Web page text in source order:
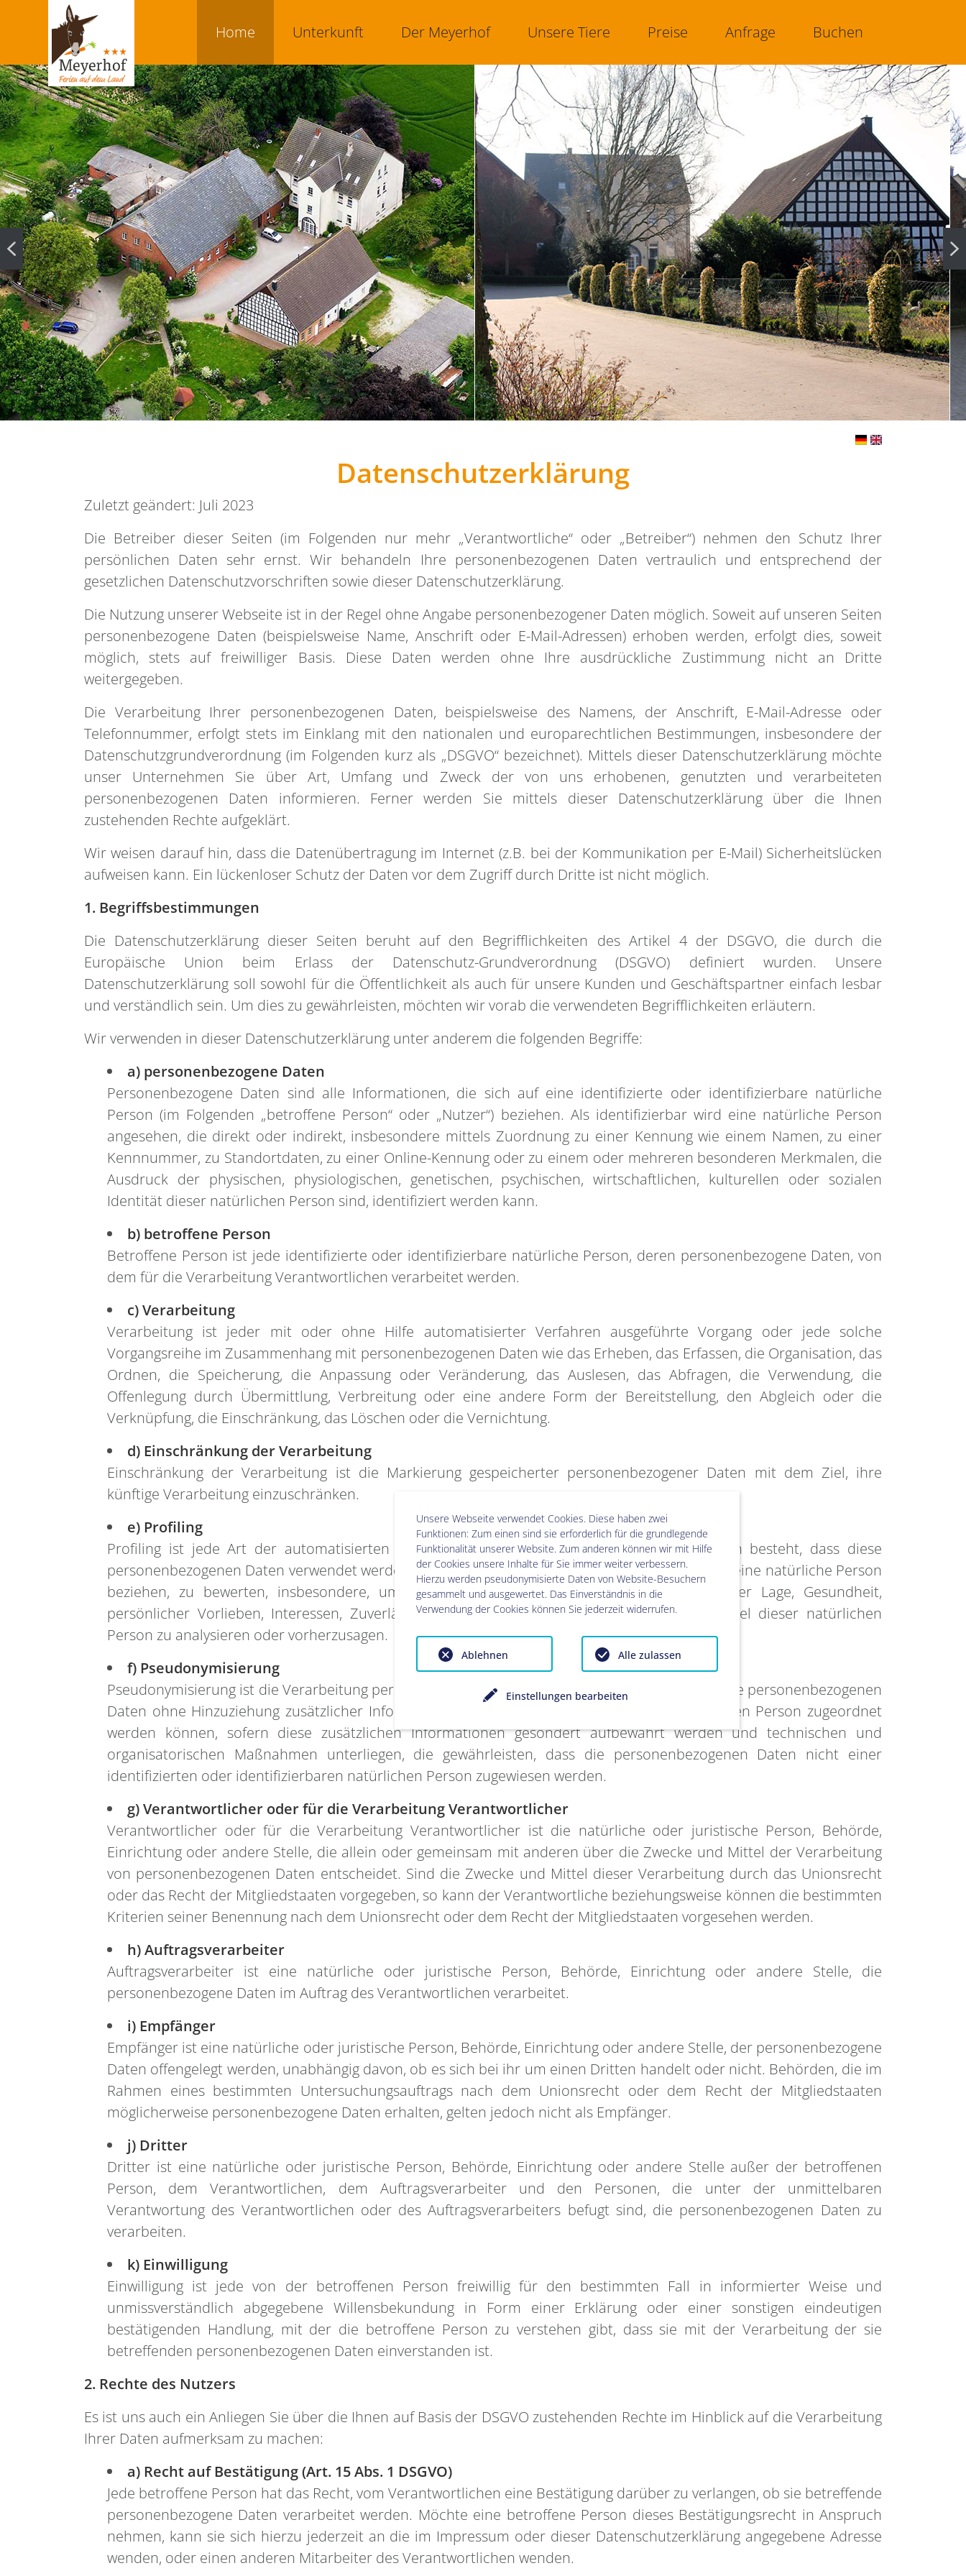
Home Unterkunft Der Meyerhof Unsere Tiere Preise Anfrage Buchen
Datenschutzerklärung
Zuletzt geändert: Juli 2023
Die Betreiber dieser Seiten (im Folgenden nur mehr „Verantwortliche“ oder „Betreiber“) nehmen den Schutz Ihrer
persönlichen Daten sehr ernst. Wir behandeln Ihre personenbezogenen Daten vertraulich und entsprechend der
gesetzlichen Datenschutzvorschriften sowie dieser Datenschutzerklärung.
Die Nutzung unserer Webseite ist in der Regel ohne Angabe personenbezogener Daten möglich. Soweit auf unseren Seiten
personenbezogene Daten (beispielsweise Name, Anschrift oder E-Mail-Adressen) erhoben werden, erfolgt dies, soweit
möglich, stets auf freiwilliger Basis. Diese Daten werden ohne Ihre ausdrückliche Zustimmung nicht an Dritte
weitergegeben.
Die Verarbeitung Ihrer personenbezogenen Daten, beispielsweise des Namens, der Anschrift, E-Mail-Adresse oder
Telefonnummer, erfolgt stets im Einklang mit den nationalen und europarechtlichen Bestimmungen, insbesondere der
Datenschutzgrundverordnung (im Folgenden kurz als „DSGVO“ bezeichnet). Mittels dieser Datenschutzerklärung möchte
unser Unternehmen Sie über Art, Umfang und Zweck der von uns erhobenen, genutzten und verarbeiteten
personenbezogenen Daten informieren. Ferner werden Sie mittels dieser Datenschutzerklärung über die Ihnen
zustehenden Rechte aufgeklärt.
Wir weisen darauf hin, dass die Datenübertragung im Internet (z.B. bei der Kommunikation per E-Mail) Sicherheitslücken
aufweisen kann. Ein lückenloser Schutz der Daten vor dem Zugriff durch Dritte ist nicht möglich.
1. Begriffsbestimmungen
Die Datenschutzerklärung dieser Seiten beruht auf den Begrifflichkeiten des Artikel 4 der DSGVO, die durch die
Europäische Union beim Erlass der Datenschutz-Grundverordnung (DSGVO) definiert wurden. Unsere
Datenschutzerklärung soll sowohl für die Öffentlichkeit als auch für unsere Kunden und Geschäftspartner einfach lesbar
und verständlich sein. Um dies zu gewährleisten, möchten wir vorab die verwendeten Begrifflichkeiten erläutern.
Wir verwenden in dieser Datenschutzerklärung unter anderem die folgenden Begriffe:
a) personenbezogene Daten
Personenbezogene Daten sind alle Informationen, die sich auf eine identifizierte oder identifizierbare natürliche
Person (im Folgenden „betroffene Person“ oder „Nutzer“) beziehen. Als identifizierbar wird eine natürliche Person
angesehen, die direkt oder indirekt, insbesondere mittels Zuordnung zu einer Kennung wie einem Namen, zu einer
Kennnummer, zu Standortdaten, zu einer Online-Kennung oder zu einem oder mehreren besonderen Merkmalen, die
Ausdruck der physischen, physiologischen, genetischen, psychischen, wirtschaftlichen, kulturellen oder sozialen
Identität dieser natürlichen Person sind, identifiziert werden kann.
b) betroffene Person
Betroffene Person ist jede identifizierte oder identifizierbare natürliche Person, deren personenbezogene Daten, von
dem für die Verarbeitung Verantwortlichen verarbeitet werden.
c) Verarbeitung
Verarbeitung ist jeder mit oder ohne Hilfe automatisierter Verfahren ausgeführte Vorgang oder jede solche
Vorgangsreihe im Zusammenhang mit personenbezogenen Daten wie das Erheben, das Erfassen, die Organisation, das
Ordnen, die Speicherung, die Anpassung oder Veränderung, das Auslesen, das Abfragen, die Verwendung, die
Offenlegung durch Übermittlung, Verbreitung oder eine andere Form der Bereitstellung, den Abgleich oder die
Verknüpfung, die Einschränkung, das Löschen oder die Vernichtung.
d) Einschränkung der Verarbeitung
Einschränkung der Verarbeitung ist die Markierung gespeicherter personenbezogener Daten mit dem Ziel, ihre
künftige Verarbeitung einzuschränken.
e) Profiling
Profiling ist jede Art der automatisierten Verarbeitung personenbezogener Daten, die darin besteht, dass diese
personenbezogenen Daten verwendet werden, um bestimmte persönliche Aspekte, die sich auf eine natürliche Person
beziehen, zu bewerten, insbesondere, um Aspekte bezüglich Arbeitsleistung, wirtschaftlicher Lage, Gesundheit,
persönlicher Vorlieben, Interessen, Zuverlässigkeit, Verhalten, Aufenthaltsort oder Ortswechsel dieser natürlichen
Person zu analysieren oder vorherzusagen.
f) Pseudonymisierung
Pseudonymisierung ist die Verarbeitung personenbezogener Daten in einer Weise, auf welche die personenbezogenen
Daten ohne Hinzuziehung zusätzlicher Informationen nicht mehr einer spezifischen betroffenen Person zugeordnet
werden können, sofern diese zusätzlichen Informationen gesondert aufbewahrt werden und technischen und
organisatorischen Maßnahmen unterliegen, die gewährleisten, dass die personenbezogenen Daten nicht einer
identifizierten oder identifizierbaren natürlichen Person zugewiesen werden.
g) Verantwortlicher oder für die Verarbeitung Verantwortlicher
Verantwortlicher oder für die Verarbeitung Verantwortlicher ist die natürliche oder juristische Person, Behörde,
Einrichtung oder andere Stelle, die allein oder gemeinsam mit anderen über die Zwecke und Mittel der Verarbeitung
von personenbezogenen Daten entscheidet. Sind die Zwecke und Mittel dieser Verarbeitung durch das Unionsrecht
oder das Recht der Mitgliedstaaten vorgegeben, so kann der Verantwortliche beziehungsweise können die bestimmten
Kriterien seiner Benennung nach dem Unionsrecht oder dem Recht der Mitgliedstaaten vorgesehen werden.
h) Auftragsverarbeiter
Auftragsverarbeiter ist eine natürliche oder juristische Person, Behörde, Einrichtung oder andere Stelle, die
personenbezogene Daten im Auftrag des Verantwortlichen verarbeitet.
i) Empfänger
Empfänger ist eine natürliche oder juristische Person, Behörde, Einrichtung oder andere Stelle, der personenbezogene
Daten offengelegt werden, unabhängig davon, ob es sich bei ihr um einen Dritten handelt oder nicht. Behörden, die im
Rahmen eines bestimmten Untersuchungsauftrags nach dem Unionsrecht oder dem Recht der Mitgliedstaaten
möglicherweise personenbezogene Daten erhalten, gelten jedoch nicht als Empfänger.
j) Dritter
Dritter ist eine natürliche oder juristische Person, Behörde, Einrichtung oder andere Stelle außer der betroffenen
Person, dem Verantwortlichen, dem Auftragsverarbeiter und den Personen, die unter der unmittelbaren
Verantwortung des Verantwortlichen oder des Auftragsverarbeiters befugt sind, die personenbezogenen Daten zu
verarbeiten.
k) Einwilligung
Einwilligung ist jede von der betroffenen Person freiwillig für den bestimmten Fall in informierter Weise und
unmissverständlich abgegebene Willensbekundung in Form einer Erklärung oder einer sonstigen eindeutigen
bestätigenden Handlung, mit der die betroffene Person zu verstehen gibt, dass sie mit der Verarbeitung der sie
betreffenden personenbezogenen Daten einverstanden ist.
2. Rechte des Nutzers
Es ist uns auch ein Anliegen Sie über die Ihnen auf Basis der DSGVO zustehenden Rechte im Hinblick auf die Verarbeitung
Ihrer Daten aufmerksam zu machen:
a) Recht auf Bestätigung (Art. 15 Abs. 1 DSGVO)
Jede betroffene Person hat das Recht, vom Verantwortlichen eine Bestätigung darüber zu verlangen, ob sie betreffende
personenbezogene Daten verarbeitet werden. Möchte eine betroffene Person dieses Bestätigungsrecht in Anspruch
nehmen, kann sie sich hierzu jederzeit an die im Impressum oder dieser Datenschutzerklärung angegebene Adresse
wenden, oder einen anderen Mitarbeiter des Verantwortlichen wenden.
Unsere Webseite verwendet Cookies. Diese haben zwei
Funktionen: Zum einen sind sie erforderlich für die grundlegende
Funktionalität unserer Website. Zum anderen können wir mit Hilfe
der Cookies unsere Inhalte für Sie immer weiter verbessern.
Hierzu werden pseudonymisierte Daten von Website-Besuchern
gesammelt und ausgewertet. Das Einverständnis in die
Verwendung der Cookies können Sie jederzeit widerrufen.
Einstellungen bearbeiten
Ablehnen Alle zulassen